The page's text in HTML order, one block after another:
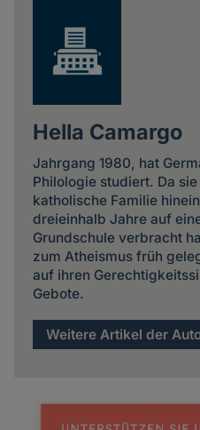
Hella Camargo
Jahrgang 1980, hat
Philologie studiert. Da
katholische Familie
dreieinhalb Jahre auf
Grundschule verbracht
zum Atheismus früh
auf ihren
Gebote.
Weitere Artikel der